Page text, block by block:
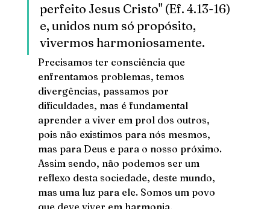
perfeito Jesus Cristo" (Ef. 4.13-16)
e, unidos num só propósito,
vivermos harmoniosamente.
Precisamos ter consciência que
enfrentamos problemas, temos
divergências, passamos por
dificuldades, mas é fundamental
aprender a viver em prol dos outros,
pois não existimos para nós mesmos,
mas para Deus e para o nosso próximo.
Assim sendo, não podemos ser um
reflexo desta sociedade, deste mundo,
mas uma luz para ele. Somos um povo
que deve viver em harmonia,